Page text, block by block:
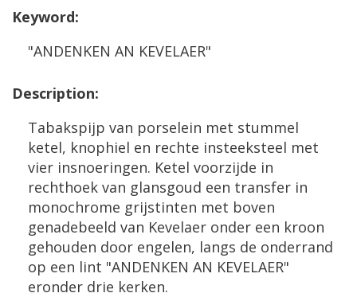
Keyword:
"ANDENKEN AN KEVELAER"
Description:
Tabakspijp van porselein met stummel
ketel, knophiel en rechte insteeksteel met
vier insnoeringen. Ketel voorzijde in
rechthoek van glansgoud een transfer in
monochrome grijstinten met boven
genadebeeld van Kevelaer onder een kroon
gehouden door engelen, langs de onderrand
op een lint "ANDENKEN AN KEVELAER"
eronder drie kerken.